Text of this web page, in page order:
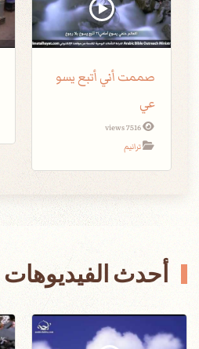
صممت أني أتبع يسو
عي
7516 views
ترانيم
أحدث الفيديوهات